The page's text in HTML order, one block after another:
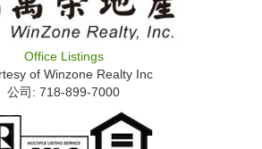
Office Listings
of Winzone Realty Inc
公司: ‍718-899-7000